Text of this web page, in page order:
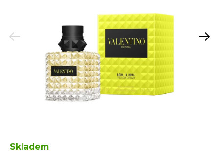
Previous Next
Skladem